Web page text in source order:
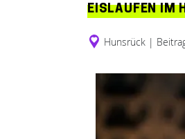
EISLAUFEN IM
Hunsrück |